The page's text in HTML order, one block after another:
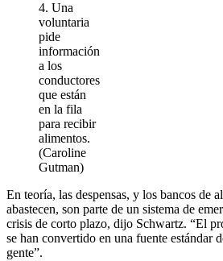
4. Una
voluntaria
pide
información
a los
conductores
que están
en la fila
para recibir
alimentos.
(Caroline
Gutman)
En teoría, las despensas, y los bancos de
abastecen, son parte de un sistema de
crisis de corto plazo, dijo Schwartz. “El
se han convertido en una fuente estándar
gente”.